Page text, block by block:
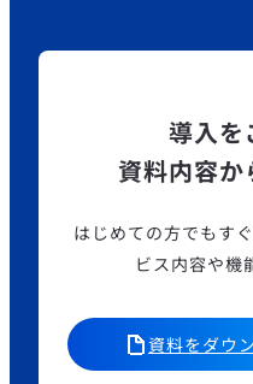
導入を
資料内容
はじめての方でもす
ビス内容や機
資料をダウ